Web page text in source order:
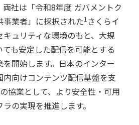
社は「令和8年度 ガバメントク
事業者」に採択された1 さくらイ
キュリティな環境のもと、大規
も安定した配信を可能とする
開始します。日本のインター
内向けコンテンツ配信基盤を支
協業として、より安全性・可用
の実現を推進します。